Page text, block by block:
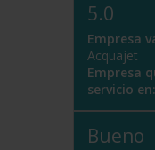
5.0
Empresa
Acquajet
Empresa
servicio en:
Bueno